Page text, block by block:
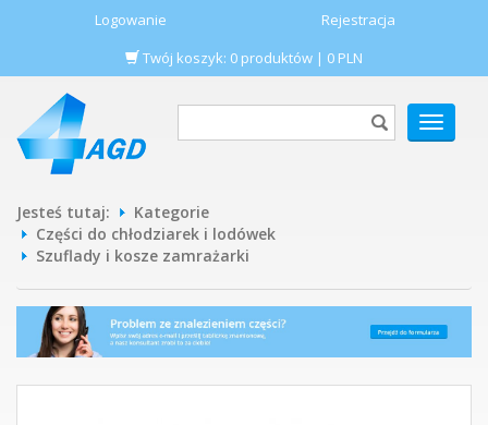
Logowanie
Rejestracja
Twój koszyk: 0 produktów | 0 PLN
POKAŻ
MENU
Jesteś tutaj:
Kategorie
Części do chłodziarek i lodówek
Szuflady i kosze zamrażarki